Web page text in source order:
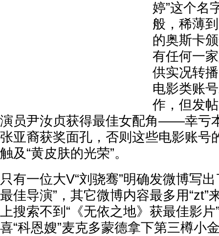
婷”这个名
般，稀薄
的奥斯卡
有任何一
供实况转
电影类账
作，但发
演员尹汝贞获得最佳女配角——幸亏
张亚裔获奖面孔，否则这些电影账号
触及“黄皮肤的光荣”。
只有一位大V“刘骁骞”明确发微博写
最佳导演”，其它微博内容最多用“zt”
上搜索不到“《无依之地》获最佳影
喜“科恩嫂”麦克多蒙德拿下第三樽小